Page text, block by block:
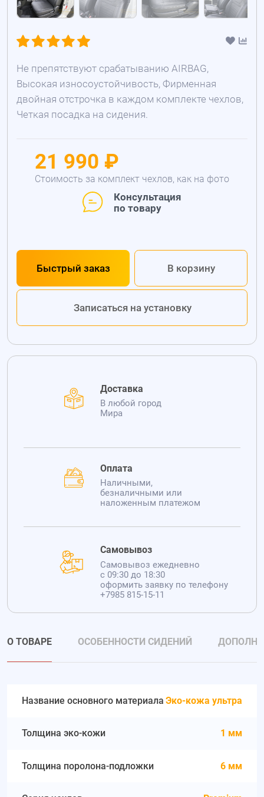
Не препятствуют срабатыванию AIRBAG,
Высокая износоустойчивость, Фирменная
двойная отстрочка в каждом комплекте чехлов,
Четкая посадка на сидения.
21 990 ₽
Стоимость за комплект чехлов, как на фото
Консультация
по товару
Быстрый заказ В корзину
Записаться на установку
Доставка
В любой город
Мира
Оплата
Наличными,
безналичными или
наложенным платежом
Самовывоз
Самовывоз ежедневно
с 09:30 до 18:30
оформить заявку по телефону
+7985 815-15-11
О ТОВАРЕ ОСОБЕННОСТИ СИДЕНИЙ
Название основного материала Эко-кожа ультра
Толщина эко-кожи 1 мм
Толщина поролона-подложки 6 мм